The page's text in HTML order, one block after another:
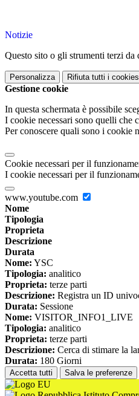
Notizie
Questo sito o gli strumenti terzi
Personalizza Rifiuta tutti i cookies
Gestione cookie
In questa schermata è possibile
I cookie necessari sono quelli che
Per conoscere quali sono i cookie
Cookie necessari per il
I cookie necessari per il
www.youtube.com
Nome
Tipologia
Proprieta
Descrizione
Durata
Nome: YSC
Tipologia: analitico
Proprieta: terze parti
Descrizione: Registra un ID
Durata: Sessione
Nome: VISITOR_INFO1_LIVE
Tipologia: analitico
Proprieta: terze parti
Descrizione: Cerca di stimare la
Durata: 180 Giorni
Accetta tutti Salva le preferenze